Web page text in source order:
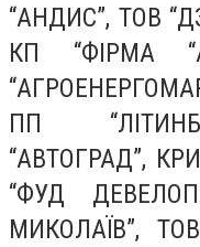
“АНДИС”, ТОВ
КП “ФІРМА
ПП
“АВТОГРАД”,
“ФУД
МИКОЛАЇВ”,